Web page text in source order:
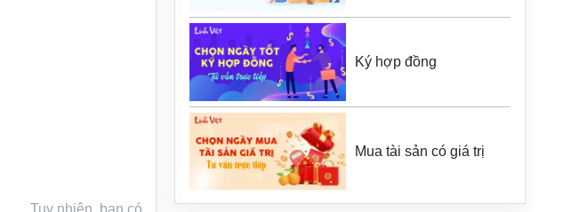
Tuy nhiên, bạn có
Ký hợp đồng
Mua tài sản có giá trị